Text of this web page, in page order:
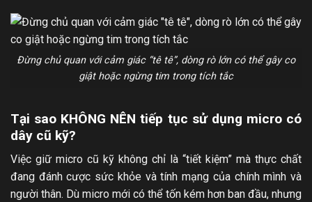
Đừng chủ quan với cảm giác “tê tê”, dòng rò lớn có thể gây co
giật hoặc ngừng tim trong tích tắc
Tại sao KHÔNG NÊN tiếp tục sử dụng micro có
dây cũ kỹ?
Việc giữ micro cũ kỹ không chỉ là “tiết kiệm” mà thực chất
đang đánh cược sức khỏe và tính mạng của chính mình và
người thân. Dù micro mới có thể tốn kém hơn ban đầu, nhưng